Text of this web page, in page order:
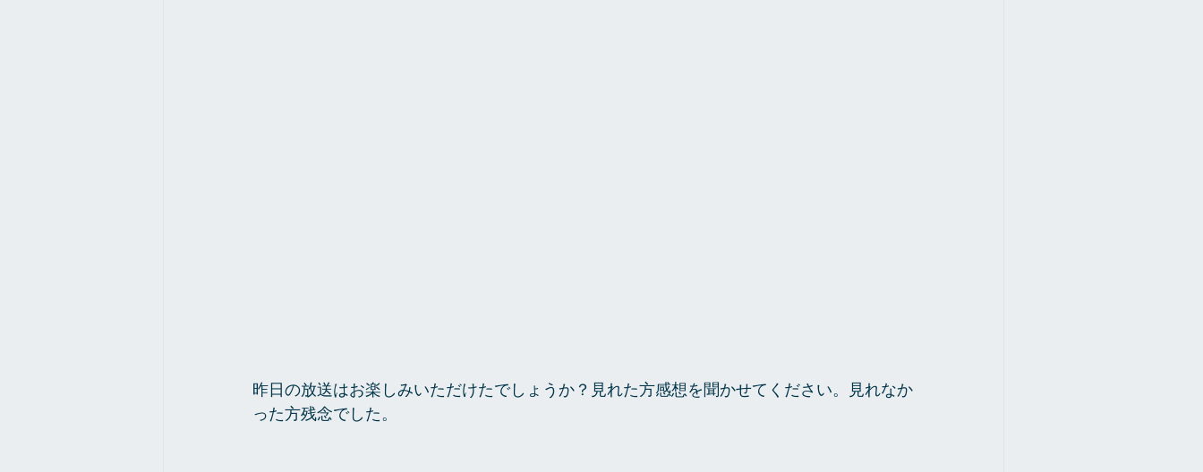
昨日の放送はお楽しみいただけたでしょうか？見れた方感想を聞かせてください。見れなか
った方残念でした。